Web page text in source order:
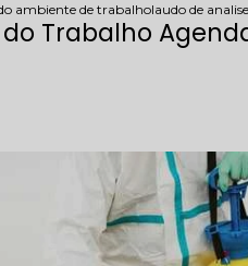
ambiente de trabalholaudo de
Trabalho